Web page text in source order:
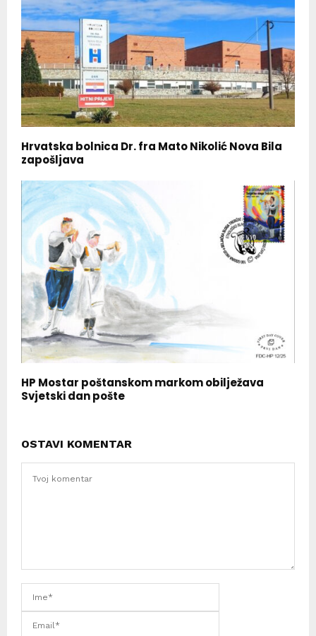
Hrvatska bolnica Dr. fra Mato Nikolić Nova Bila
zapošljava
HP Mostar poštanskom markom obilježava
Svjetski dan pošte
OSTAVI KOMENTAR